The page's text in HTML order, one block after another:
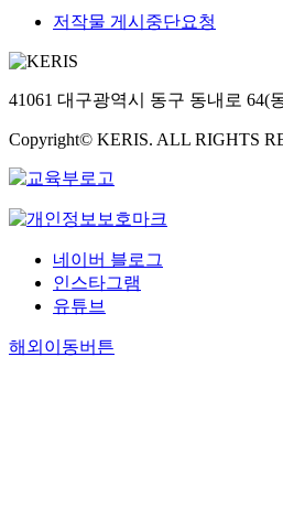
저작물 게시중단요청
41061 대구광역시 동구 동내로 64(
Copyright© KERIS. ALL RIGHTS
네이버 블로그
인스타그램
유튜브
해외이동버튼